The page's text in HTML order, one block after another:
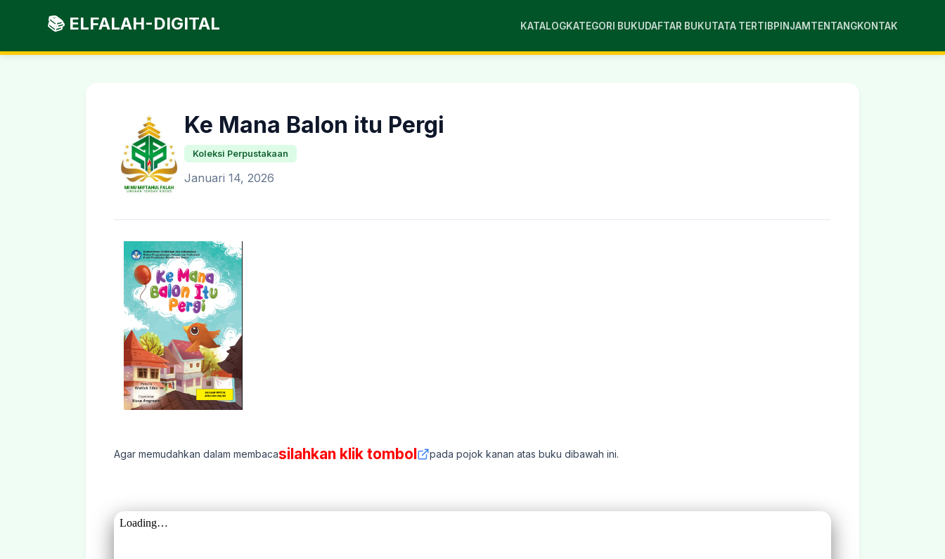
📚 ELFALAH-DIGITAL KATALOGKATEGORI BUKUDAFTAR BUKUTATA TERTIBPINJAMTENTANGKONTAK
Ke Mana Balon itu Pergi
Koleksi Perpustakaan
Januari 14, 2026
Agar memudahkan dalam membacasilahkan klik tombol pada pojok kanan atas buku dibawah ini.